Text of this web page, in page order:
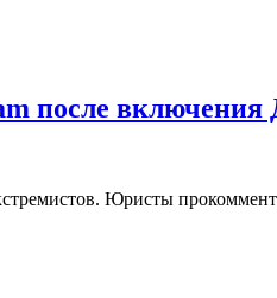
после включения
Юристы